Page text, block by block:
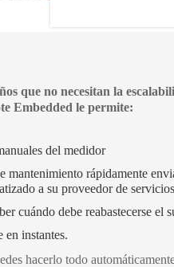
que no necesitan la
Embedded le permite:
del medidor
mantenimiento rápidamente
a su proveedor de
cuándo debe reabastecerse el
instantes.
hacerlo todo